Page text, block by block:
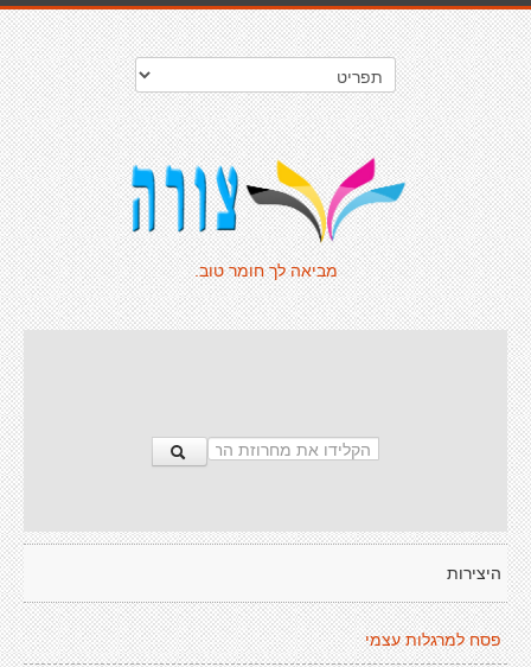
מביאה לך חומר טוב.
היצירות
פסח למרגלות עצמי